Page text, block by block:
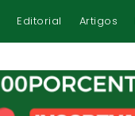
Editorial Artigos